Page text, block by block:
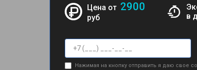
Цена от 2900
руб
в
Нажимая на кнопку отправить я даю свое